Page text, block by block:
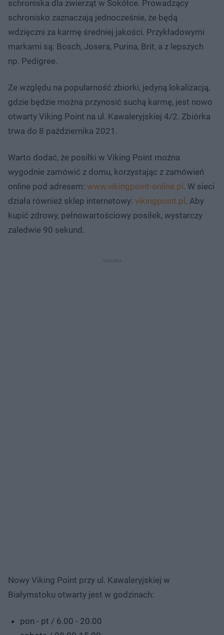
schroniska dla zwierząt w Sokółce. Prowadzący
schronisko zaznaczają jednocześnie, że będą
wdzięczni za karmę średniej jakości. Przykładowymi
markami są: Bosch, Josera, Purina, Brit, a z lepszych
np. Pedigree.
Ze względu na popularność zbiorki, jedyną lokalizacją,
gdzie będzie można przynosić suchą karmę, jest nowo
otwarty Viking Point na ul. Kawaleryjskiej 4/2. Zbiórka
trwa do 8 października 2021.
Warto dodać, że posiłki w Viking Point można
wygodnie zamówić z domu, korzystając z zamówień
online pod adresem: www.vikingpoint-online.pl . W sieci
działa również sklep internetowy: vikingpoint.pl . Aby
kupić zdrowy, pełnowartościowy posiłek, wystarczy
zaledwie 90 sekund.
Nowy Viking Point przy ul. Kawaleryjskiej w
Białymstoku otwarty jest w godzinach:
pon - pt / 6.00 - 20.00